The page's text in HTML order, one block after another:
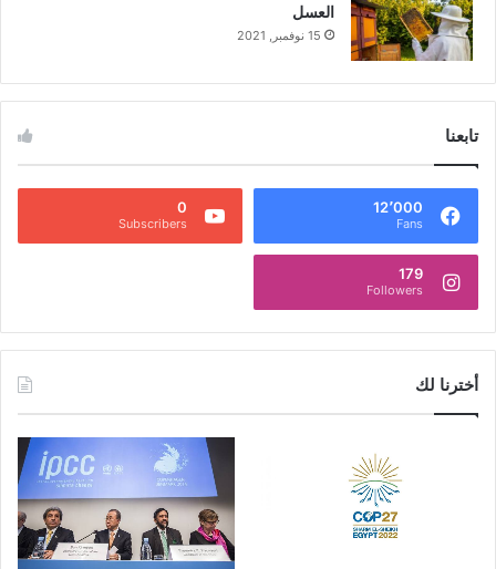
العسل
15 نوفمبر, 2021
تابعنا
12٬000
Fans
0
Subscribers
179
Followers
أخترنا لك